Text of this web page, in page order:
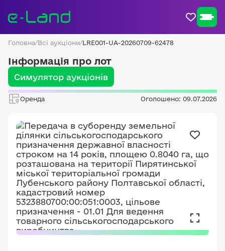
Головна/Всі аукціони/LRE001-UA-20260709-62478
Інформація про лот
Симулятор аукціонів
Оренда Оголошено: 09.07.2026